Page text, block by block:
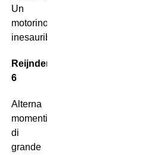
Un
motorino
inesauribile.
Reijnders
6
Alterna
momenti
di
grande